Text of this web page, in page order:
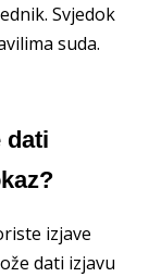
Svjedok
suda.
dati
izjave
dati izjavu